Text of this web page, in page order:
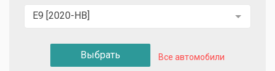
E9 [2020-НВ]
Выбрать Все автомобили